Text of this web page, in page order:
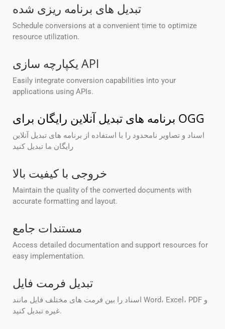
تبدیل های برنامه ریزی شده
Schedule conversions at a convenient time to optimize
resource utilization.
یکپارچه سازی API
Easily integrate conversion capabilities into your
applications using APIs.
برنامه های تبدیل آنلاین رایگان برای OGG
اسناد و تصاویر نامحدود را با استفاده از برنامه های تبدیل آنلاین
رایگان ما تبدیل کنید
خروجی با کیفیت بالا
Maintain the quality of the converted documents with
accurate formatting and layout.
مستندات جامع
Access detailed documentation and support resources for
easy implementation.
تبدیل فرمت فایل
اسناد را بین فرمت های مختلف فایل مانند Word، Excel، PDF و
غیره تبدیل کنید.